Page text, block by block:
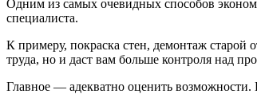
Одним из самых очевидных способов
специалиста.
К примеру, покраска стен, демонтаж старой
труда, но и даст вам больше контроля над
Главное — адекватно оценить возможности.